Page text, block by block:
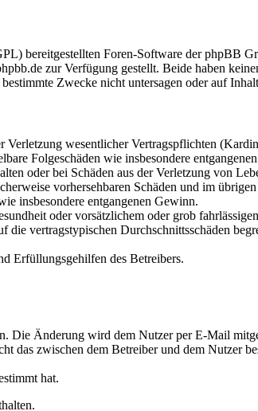
bereitgestellten Foren-Software der phpBB
zur Verfügung gestellt. Beide haben
Zwecke nicht untersagen oder auf
wesentlicher Vertragspflichten
Folgeschäden wie insbesondere
oder bei Schäden aus der Verletzung von
vorhersehbaren Schäden und im
insbesondere entgangenen Gewinn.
oder vorsätzlichem oder grob
vertragstypischen Durchschnittsschäden
Erfüllungsgehilfen des Betreibers.
Die Änderung wird dem Nutzer per E-Mail
das zwischen dem Betreiber und dem Nutzer
hat.